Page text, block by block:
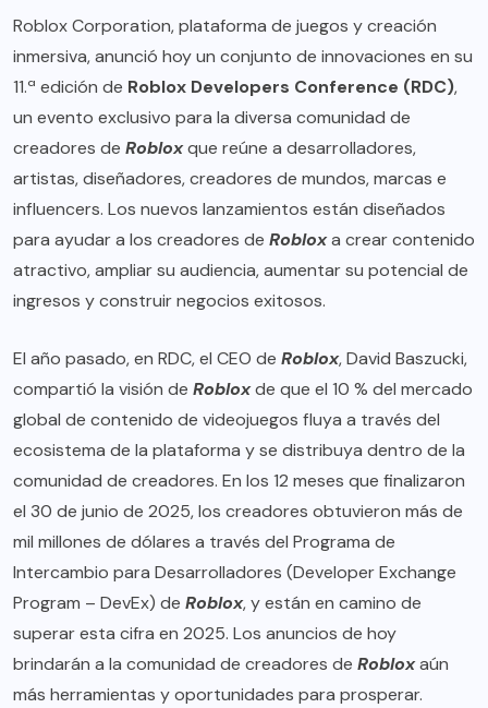
Roblox Corporation, plataforma de juegos y creación
inmersiva, anunció hoy un conjunto de innovaciones en su
11.ª edición de Roblox Developers Conference (RDC),
un evento exclusivo para la diversa comunidad de
creadores de Robloxque reúne a desarrolladores,
artistas, diseñadores, creadores de mundos, marcas e
influencers. Los nuevos lanzamientos están diseñados
para ayudar a los creadores de Robloxa crear contenido
atractivo, ampliar su audiencia, aumentar su potencial de
ingresos y construir negocios exitosos.
El año pasado, en RDC, el CEO de Roblox, David Baszucki,
compartió la visión de Robloxde que el 10 % del mercado
global de contenido de videojuegos fluya a través del
ecosistema de la plataforma y se distribuya dentro de la
comunidad de creadores. En los 12 meses que finalizaron
el 30 de junio de 2025, los creadores obtuvieron más de
mil millones de dólares a través del Programa de
Intercambio para Desarrolladores (Developer Exchange
Program – DevEx) de Roblox, y están en camino de
superar esta cifra en 2025. Los anuncios de hoy
brindarán a la comunidad de creadores de Robloxaún
más herramientas y oportunidades para prosperar.